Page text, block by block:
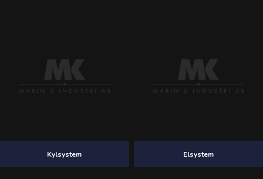
Kylsystem Elsystem